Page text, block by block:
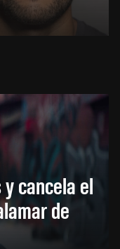
cancela el
de